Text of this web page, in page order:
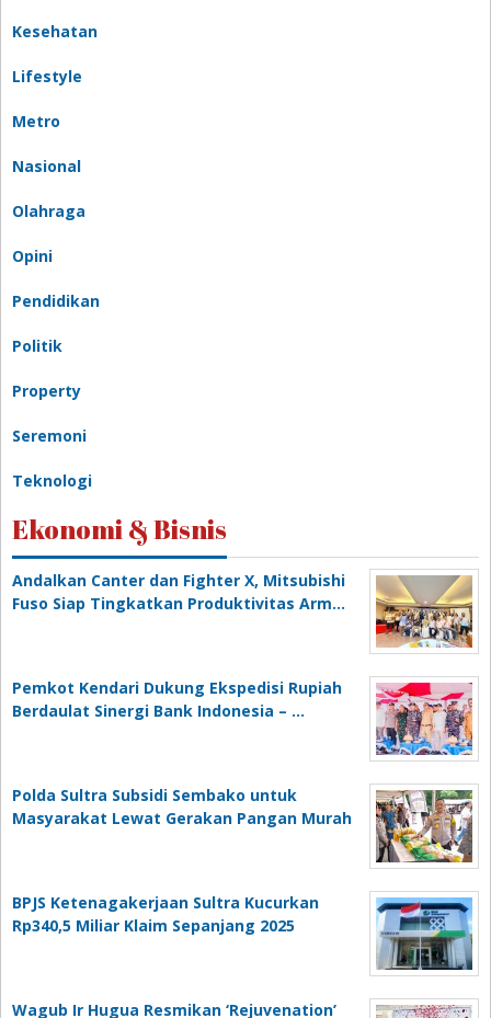
Kesehatan
Lifestyle
Metro
Nasional
Olahraga
Opini
Pendidikan
Politik
Property
Seremoni
Teknologi
Ekonomi & Bisnis
Andalkan Canter dan Fighter X, Mitsubishi
Fuso Siap Tingkatkan Produktivitas Arm…
Pemkot Kendari Dukung Ekspedisi Rupiah
Berdaulat Sinergi Bank Indonesia – …
Polda Sultra Subsidi Sembako untuk
Masyarakat Lewat Gerakan Pangan Murah
BPJS Ketenagakerjaan Sultra Kucurkan
Rp340,5 Miliar Klaim Sepanjang 2025
Wagub Ir Hugua Resmikan ‘Rejuvenation’